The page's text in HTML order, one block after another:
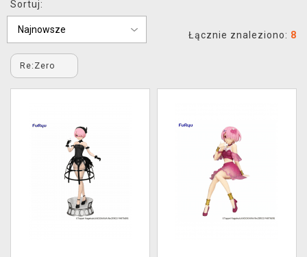
XZONE KLUB
Sortuj:
Łącznie znaleziono: 8
Re:Zero